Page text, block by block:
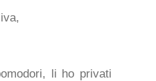
li ho privati